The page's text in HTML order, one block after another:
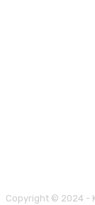
Copyright © 2024 -